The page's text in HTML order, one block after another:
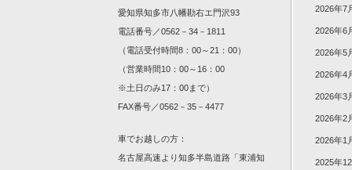
愛知県知多市八幡勘右エ門沢93
電話番号／0562－34－1811
（電話受付時間8：00～21：00）
（営業時間10：00～16：00
※土日のみ17：00まで）
FAX番号／0562－35－4477
車でお越しの方：
名古屋高速より知多半島道路「東浦知
2026年7
2026年6
2026年5
2026年4
2026年3
2026年2
2026年1
2025年